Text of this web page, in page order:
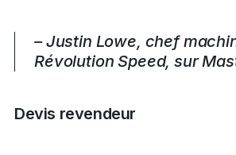
– Justin Lowe, chef
Révolution Speed, sur
Devis revendeur